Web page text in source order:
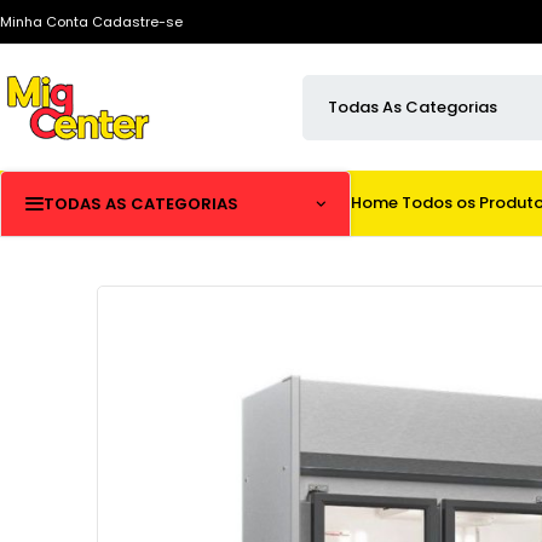
Minha Conta Cadastre-se
TODAS AS CATEGORIAS Home Todos os